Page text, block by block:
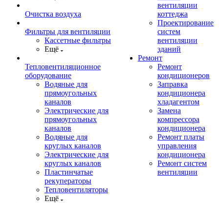
Очистка воздуха
Фильтры для вентиляции
Кассетные фильтры
Ещё
Тепловентиляционное
оборудование
Водяные для
прямоугольных
каналов
Электрические для
прямоугольных
каналов
Водяные для
круглых каналов
Электрические для
круглых каналов
Пластинчатые
рекуператоры
Тепловентиляторы
Ещё
вентиляции
коттеджа
Проектирование
систем
вентиляции
зданий
Ремонт
Ремонт
кондиционеров
Заправка
кондиционера
хладагентом
Замена
компрессора
кондиционера
Ремонт платы
управления
кондиционера
Ремонт систем
вентиляции